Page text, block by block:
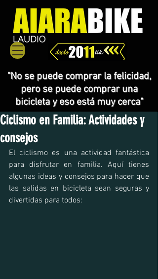
"No se puede comprar la felicidad,
pero se puede comprar una
bicicleta y eso está muy cerca"
Ciclismo en Familia: Actividades y
consejos
El ciclismo es una actividad fantástica
para disfrutar en familia. Aquí tienes
algunas ideas y consejos para hacer que
las salidas en bicicleta sean seguras y
divertidas para todos: